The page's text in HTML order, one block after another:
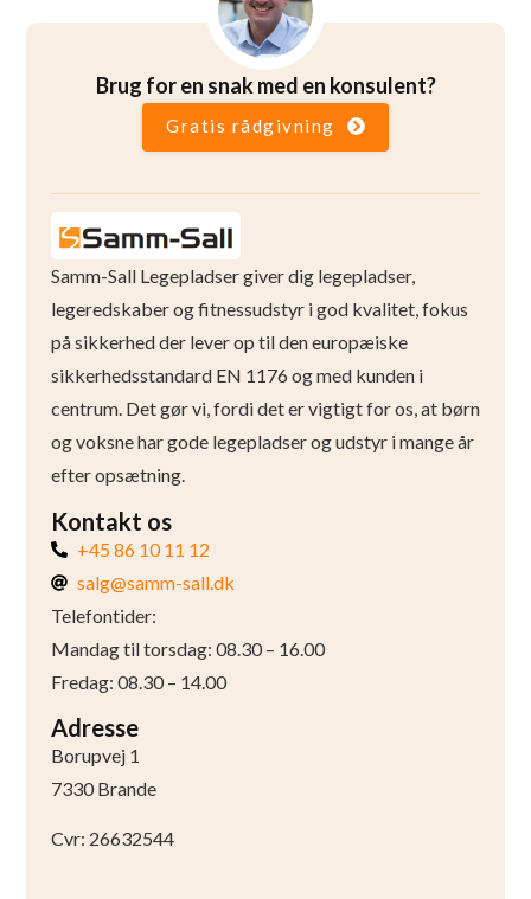
Brug for en snak med en konsulent?
Gratis rådgivning
Samm-Sall Legepladser giver dig legepladser,
legeredskaber og fitnessudstyr i god kvalitet, fokus
på sikkerhed der lever op til den europæiske
sikkerhedsstandard EN 1176 og med kunden i
centrum. Det gør vi, fordi det er vigtigt for os, at børn
og voksne har gode legepladser og udstyr i mange år
efter opsætning.
Kontakt os
+45 86 10 11 12
salg@samm-sall.dk
Telefontider:
Mandag til torsdag: 08.30 – 16.00
Fredag: 08.30 – 14.00
Adresse
Borupvej 1
7330 Brande
Cvr: 26632544